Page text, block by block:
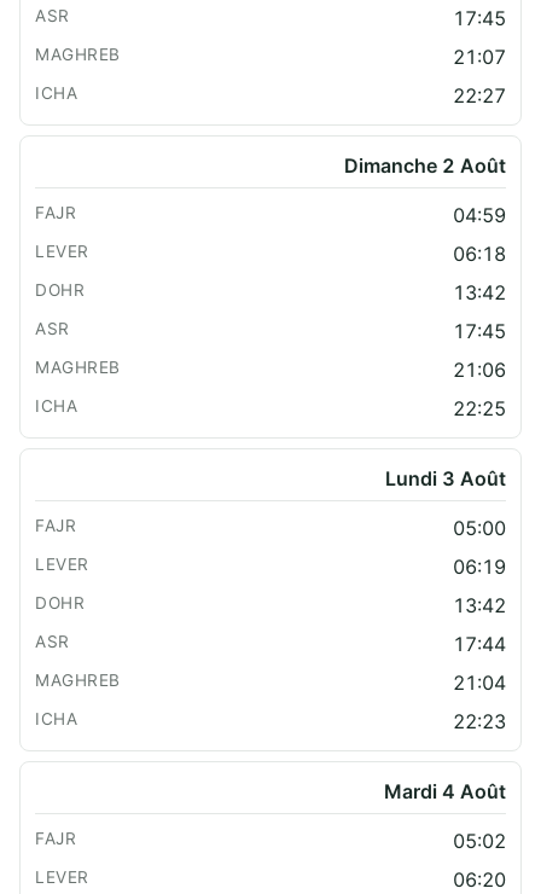
17:45
21:07
22:27
Dimanche 2 Août
04:59
06:18
13:42
17:45
21:06
22:25
Lundi 3 Août
05:00
06:19
13:42
17:44
21:04
22:23
Mardi 4 Août
05:02
06:20